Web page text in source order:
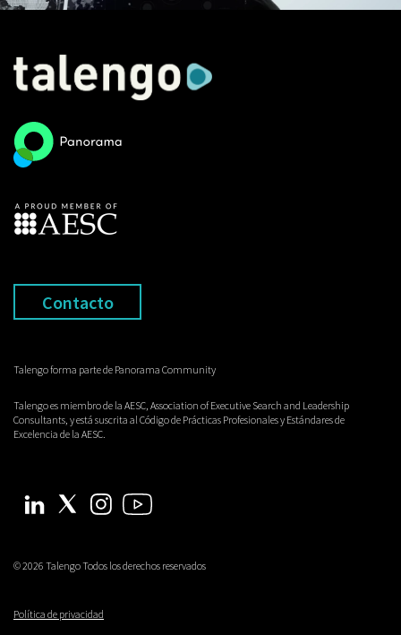
Contacto
Talengo forma parte de Panorama Community
Talengo es miembro de la AESC, Association of Executive Search and Leadership
Consultants, y está suscrita al Código de Prácticas Profesionales y Estándares de
Excelencia de la AESC.
© 2026 Talengo Todos los derechos reservados
Política de privacidad